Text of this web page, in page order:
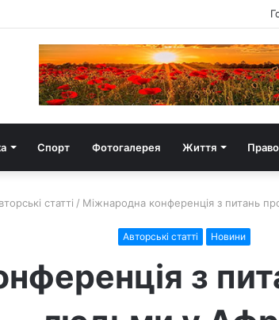
Спорт Фотогалерея Життя Право
статті / Міжнародна конференція з питань
Авторські статті Новини
з